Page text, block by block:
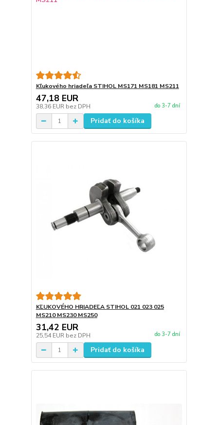
Kľukového hriadeľa STIHOL MS171 MS181 MS211
47,18 EUR
38,36 EUR bez DPH do 3-7 dní
Pridať do košíka
KĽUKOVÉHO HRIADEĽA STIHOL 021 023 025
MS210 MS230 MS250
31,42 EUR
25,54 EUR bez DPH do 3-7 dní
Pridať do košíka